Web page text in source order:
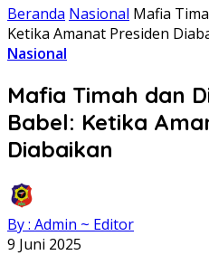
Beranda Nasional Mafia
Ketika Amanat Presiden
Nasional
Mafia Timah dan
Babel: Ketika
Diabaikan
By : Admin ~ Editor
9 Juni 2025